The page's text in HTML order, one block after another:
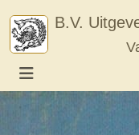
content
B.V.